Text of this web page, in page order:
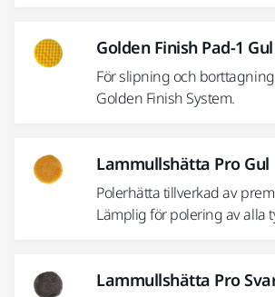
Golden Finish Pad-1
För slipning och borttagning
Golden Finish System.
Lammullshätta Pro Gul
Polerhätta tillverkad av
Lämplig för polering av alla
Lammullshätta Pro